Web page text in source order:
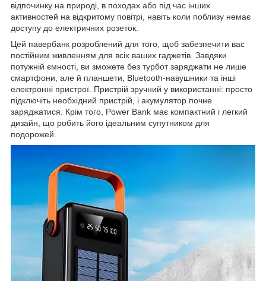
відпочинку на природі, в походах або під час інших
активностей на відкритому повітрі, навіть коли поблизу немає
доступу до електричних розеток.
Цей павербанк розроблений для того, щоб забезпечити вас
постійним живленням для всіх ваших гаджетів. Завдяки
потужній ємності, ви зможете без турбот заряджати не лише
смартфони, але й планшети, Bluetooth-навушники та інші
електронні пристрої. Пристрій зручний у використанні: просто
підключіть необхідний пристрій, і акумулятор почне
заряджатися. Крім того, Power Bank має компактний і легкий
дизайн, що робить його ідеальним супутником для
подорожей.